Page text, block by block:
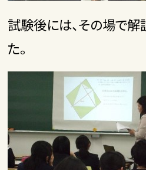
試験後には、その場で
た。